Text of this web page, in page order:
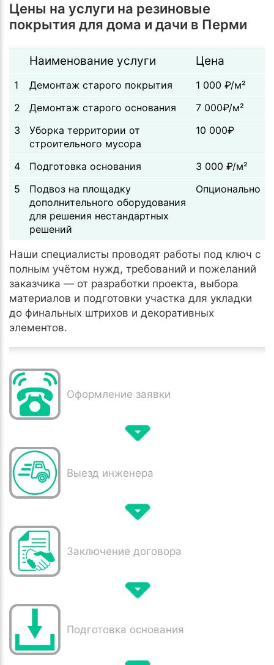
Цены на услуги на резиновые
покрытия для дома и дачи в Перми
Наименование услуги Цена
1 Демонтаж старого покрытия
1 000 ₽/м²
2
Демонтаж старого основания
7 000₽/м²
3
Уборка территории от
строительного мусора
10 000₽
4 Подготовка основания
3 000 ₽/м²
5
Подвоз на площадку
дополнительного оборудования
для решения нестандартных
решений
Опционально
Наши специалисты проводят работы под ключ с
полным учётом нужд, требований и пожеланий
заказчика — от разработки проекта, выбора
материалов и подготовки участка для укладки
до финальных штрихов и декоративных
элементов.
Оформление заявки
Выезд инженера
Заключение договора
Подготовка основания